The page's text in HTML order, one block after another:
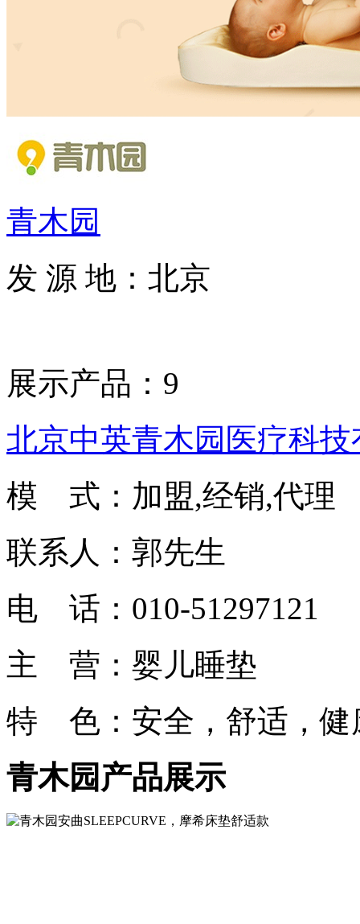
青木园
发 源 地：北京
展示产品：9
北京中英青木园医疗科
模 式：加盟,经销,代理
联系人：郭先生
电 话：010-51297121
主 营：婴儿睡垫
特 色：安全，舒适，健
青木园产品展示